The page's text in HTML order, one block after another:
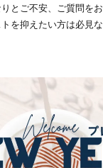
とご不安、ご質問を
を抑えたい方は必見